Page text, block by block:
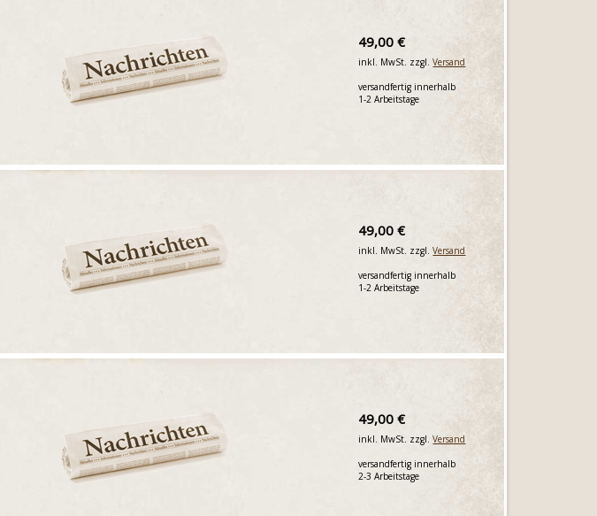
49,00 €
inkl. MwSt. zzgl.Versand
versandfertig innerhalb
1-2 Arbeitstage
49,00 €
inkl. MwSt. zzgl.Versand
versandfertig innerhalb
1-2 Arbeitstage
49,00 €
inkl. MwSt. zzgl.Versand
versandfertig innerhalb
2-3 Arbeitstage